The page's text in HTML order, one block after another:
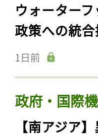
ウォーター
政策への統
1日前
政府・国際
【南アジア